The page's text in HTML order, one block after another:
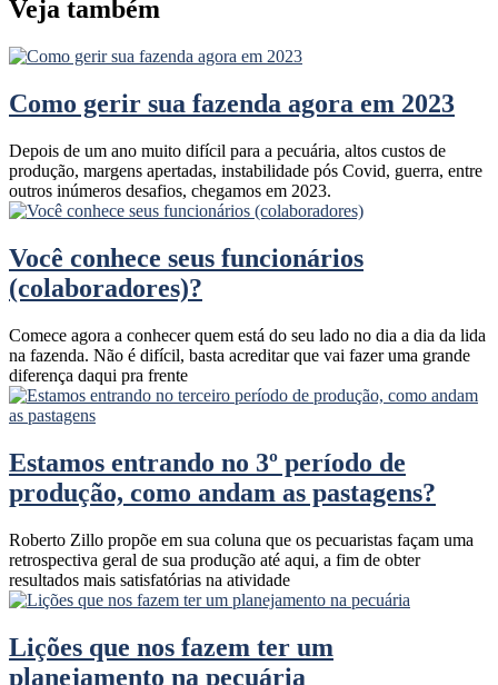
Veja também
Como gerir sua fazenda agora em 2023
Depois de um ano muito difícil para a pecuária, altos custos de
produção, margens apertadas, instabilidade pós Covid, guerra, entre
outros inúmeros desafios, chegamos em 2023.
Você conhece seus funcionários
(colaboradores)?
Comece agora a conhecer quem está do seu lado no dia a dia da lida
na fazenda. Não é difícil, basta acreditar que vai fazer uma grande
diferença daqui pra frente
Estamos entrando no 3º período de
produção, como andam as pastagens?
Roberto Zillo propõe em sua coluna que os pecuaristas façam uma
retrospectiva geral de sua produção até aqui, a fim de obter
resultados mais satisfatórias na atividade
Lições que nos fazem ter um
planejamento na pecuária